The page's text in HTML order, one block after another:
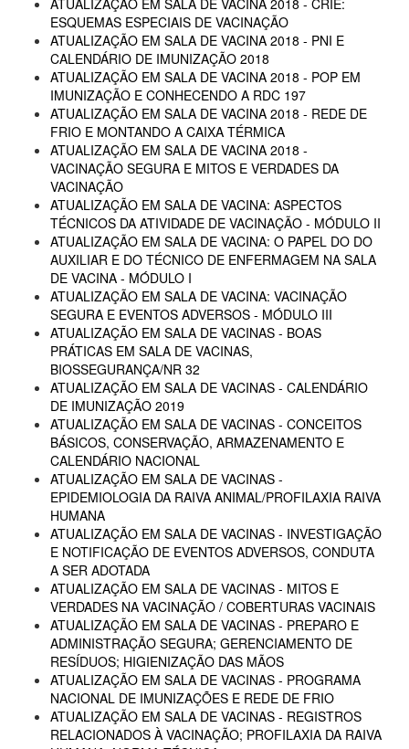
ATUALIZAÇÃO EM SALA DE VACINA 2018 - CRIE:
ESQUEMAS ESPECIAIS DE VACINAÇÃO
ATUALIZAÇÃO EM SALA DE VACINA 2018 - PNI E
CALENDÁRIO DE IMUNIZAÇÃO 2018
ATUALIZAÇÃO EM SALA DE VACINA 2018 - POP EM
IMUNIZAÇÃO E CONHECENDO A RDC 197
ATUALIZAÇÃO EM SALA DE VACINA 2018 - REDE DE
FRIO E MONTANDO A CAIXA TÉRMICA
ATUALIZAÇÃO EM SALA DE VACINA 2018 -
VACINAÇÃO SEGURA E MITOS E VERDADES DA
VACINAÇÃO
ATUALIZAÇÃO EM SALA DE VACINA: ASPECTOS
TÉCNICOS DA ATIVIDADE DE VACINAÇÃO - MÓDULO II
ATUALIZAÇÃO EM SALA DE VACINA: O PAPEL DO DO
AUXILIAR E DO TÉCNICO DE ENFERMAGEM NA SALA
DE VACINA - MÓDULO I
ATUALIZAÇÃO EM SALA DE VACINA: VACINAÇÃO
SEGURA E EVENTOS ADVERSOS - MÓDULO III
ATUALIZAÇÃO EM SALA DE VACINAS - BOAS
PRÁTICAS EM SALA DE VACINAS,
BIOSSEGURANÇA/NR 32
ATUALIZAÇÃO EM SALA DE VACINAS - CALENDÁRIO
DE IMUNIZAÇÃO 2019
ATUALIZAÇÃO EM SALA DE VACINAS - CONCEITOS
BÁSICOS, CONSERVAÇÃO, ARMAZENAMENTO E
CALENDÁRIO NACIONAL
ATUALIZAÇÃO EM SALA DE VACINAS -
EPIDEMIOLOGIA DA RAIVA ANIMAL/PROFILAXIA RAIVA
HUMANA
ATUALIZAÇÃO EM SALA DE VACINAS - INVESTIGAÇÃO
E NOTIFICAÇÃO DE EVENTOS ADVERSOS, CONDUTA
A SER ADOTADA
ATUALIZAÇÃO EM SALA DE VACINAS - MITOS E
VERDADES NA VACINAÇÃO / COBERTURAS VACINAIS
ATUALIZAÇÃO EM SALA DE VACINAS - PREPARO E
ADMINISTRAÇÃO SEGURA; GERENCIAMENTO DE
RESÍDUOS; HIGIENIZAÇÃO DAS MÃOS
ATUALIZAÇÃO EM SALA DE VACINAS - PROGRAMA
NACIONAL DE IMUNIZAÇÕES E REDE DE FRIO
ATUALIZAÇÃO EM SALA DE VACINAS - REGISTROS
RELACIONADOS À VACINAÇÃO; PROFILAXIA DA RAIVA